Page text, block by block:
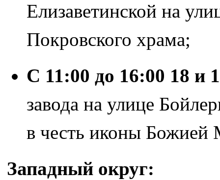
Елизаветинской на
Покровского храма;
С 11:00 до 16:00 18 и
завода на улице
в честь иконы Божией
Западный округ: